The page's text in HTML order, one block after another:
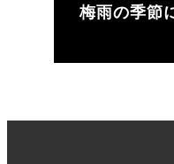
梅雨の季節